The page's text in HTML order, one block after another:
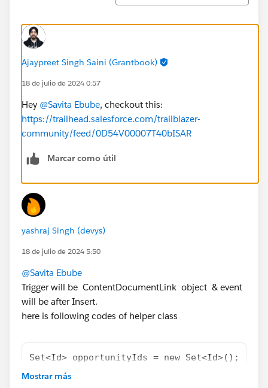
Ajaypreet Singh Saini (Grantbook)
18 de julio de 2024 0:57
Hey @Savita Ebube, checkout this:
https://trailhead.salesforce.com/trailblazer-
community/feed/0D54V00007T40bISAR
Marcar como útil
yashraj Singh (devys)
18 de julio de 2024 5:50
@Savita Ebube
Trigger will be ContentDocumentLink object & event
will be after Insert.
here is following codes of helper class
Set<Id> opportunityIds = new Set<Id>();
Mostrar más